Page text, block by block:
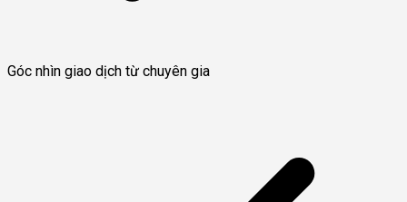
Góc nhìn giao dịch từ chuyên gia